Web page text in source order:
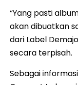
“Yang pasti
akan dibuatkan
dari Label
secara terpisah.
Sebagai